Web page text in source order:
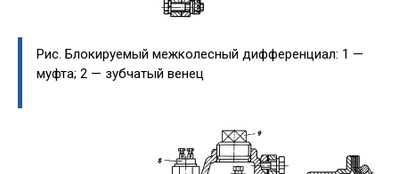
Рис. Блокируемый межколесный дифференциал: 1 —
муфта; 2 — зубчатый венец